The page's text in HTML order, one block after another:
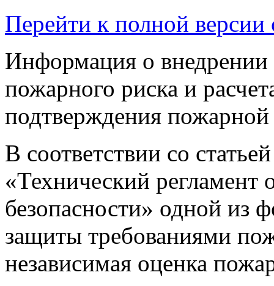
Перейти к полной версии
Информация о внедрении
пожарного риска и
подтверждения пожарной
В соответствии со
«Технический регламент
безопасности» одной из
защиты требованиями
независимая оценка